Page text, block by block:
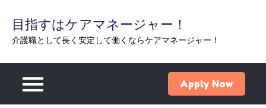
content
目指すはケアマネージャー！
介護職として長く安定して働くならケアマネージャー！
Apply Now